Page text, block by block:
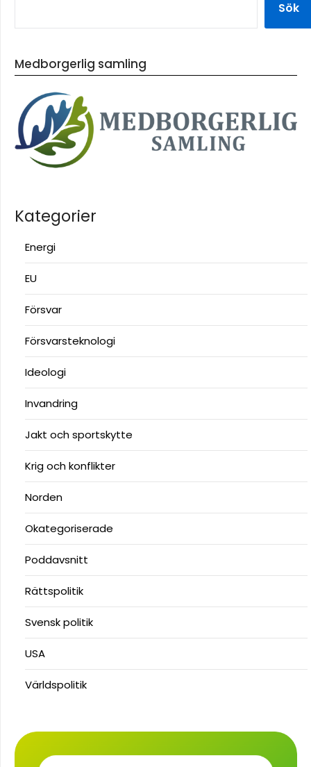
Sök
Medborgerlig samling
Kategorier
Energi
EU
Försvar
Försvarsteknologi
Ideologi
Invandring
Jakt och sportskytte
Krig och konflikter
Norden
Okategoriserade
Poddavsnitt
Rättspolitik
Svensk politik
USA
Världspolitik